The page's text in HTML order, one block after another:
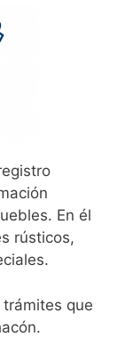
En él
rústicos,
que